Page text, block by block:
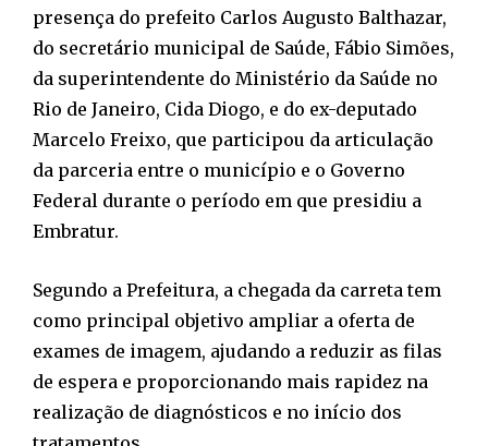
presença do prefeito Carlos Augusto Balthazar,
do secretário municipal de Saúde, Fábio Simões,
da superintendente do Ministério da Saúde no
Rio de Janeiro, Cida Diogo, e do ex-deputado
Marcelo Freixo, que participou da articulação
da parceria entre o município e o Governo
Federal durante o período em que presidiu a
Embratur.
Segundo a Prefeitura, a chegada da carreta tem
como principal objetivo ampliar a oferta de
exames de imagem, ajudando a reduzir as filas
de espera e proporcionando mais rapidez na
realização de diagnósticos e no início dos